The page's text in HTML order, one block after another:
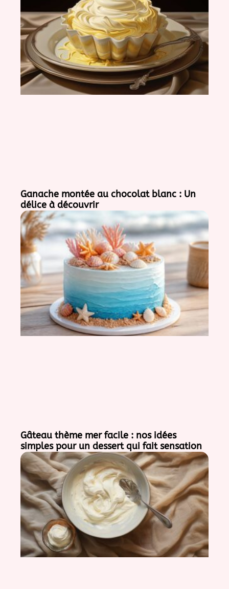
Ganache montée au chocolat blanc : Un
délice à découvrir
Gâteau thème mer facile : nos idées
simples pour un dessert qui fait sensation